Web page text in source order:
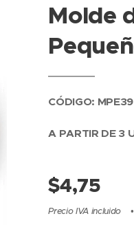
Molde
CÓDIGO: MPE39
A PARTIR DE 3
$4,75
Precio IVA incluido